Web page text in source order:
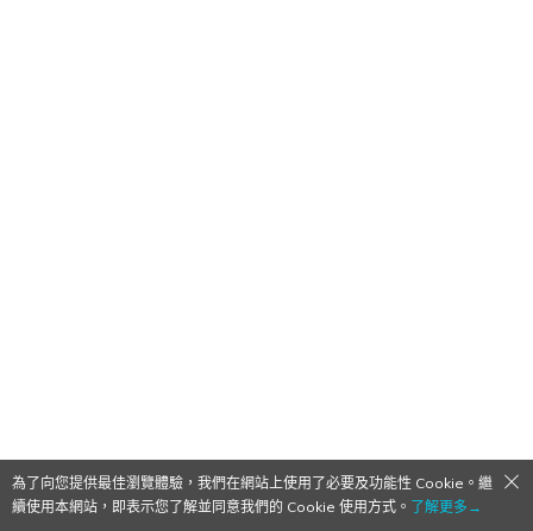
為了向您提供最佳瀏覽體驗，我們在網站上使用了必要及功能性 Cookie。繼
續使用本網站，即表示您了解並同意我們的 Cookie 使用方式。 了解更多→